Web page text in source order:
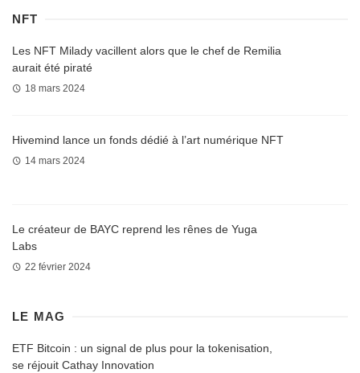
NFT
Les NFT Milady vacillent alors que le chef de Remilia
aurait été piraté
18 mars 2024
Hivemind lance un fonds dédié à l’art numérique NFT
14 mars 2024
Le créateur de BAYC reprend les rênes de Yuga
Labs
22 février 2024
LE MAG
ETF Bitcoin : un signal de plus pour la tokenisation,
se réjouit Cathay Innovation